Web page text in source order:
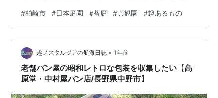
プしてみると国指定名勝に指定されている日本庭園のよ
うです。「国のお墨付きの庭園ってなんだかすごそうだ
ぞ」という、とても浅い動機で伺いましたがとても素晴
らしかったのです。 夏だ！海だ！いや、ここはあえての
日本庭園だ！ 百数種類の苔が覆う、見事な苔の庭 江戸時
代の人々と同じ風景を楽しむ …
#柏崎市 #日本庭園 #苔庭 #貞観園 #趣あるもの
趣ノスタルジアの航海日誌 • 1年前
老舗パン屋の昭和レトロな包装を収集したい【高
原堂・中村屋パン店/長野県中野市】